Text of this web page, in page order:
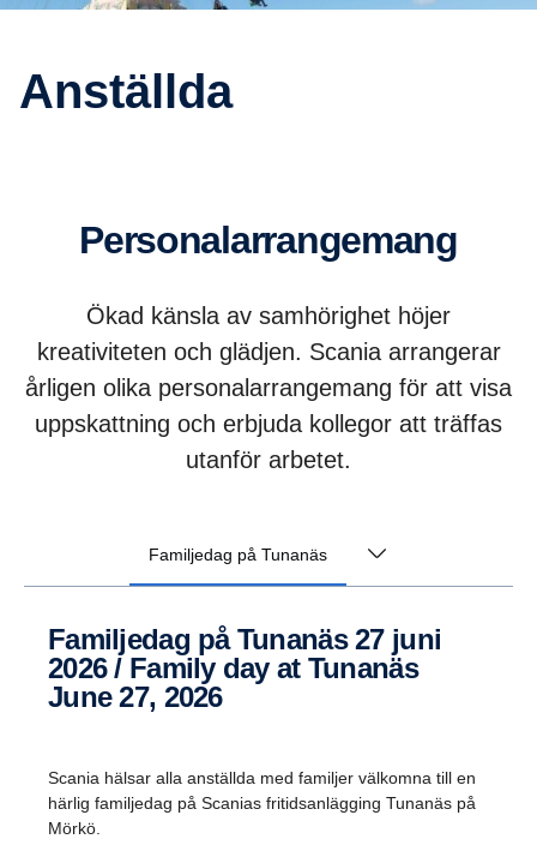
Anställda
Perso­na­lar­range­mang
Ökad känsla av samhörighet höjer
kreativiteten och glädjen. Scania arrangerar
årligen olika personalarrangemang för att visa
uppskattning och erbjuda kollegor att träffas
utanför arbetet.
Familjedag på Tunanäs
Famil­jedag på Tunanäs 27 juni
2026 / Family day at Tunanäs
June 27, 2026
Scania hälsar alla anställda med familjer välkomna till en
härlig familjedag på Scanias fritidsanlägging Tunanäs på
Mörkö.